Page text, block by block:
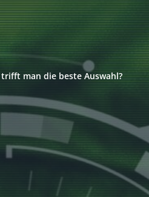
man die beste Auswahl?